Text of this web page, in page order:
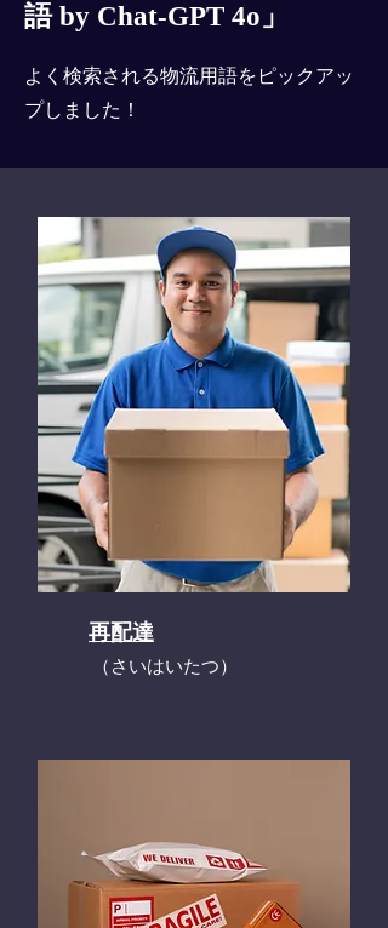
語 by Chat-GPT 4o」
よく検索される物流用語をピックアッ
プしました！
再配達
​（さいはいたつ）